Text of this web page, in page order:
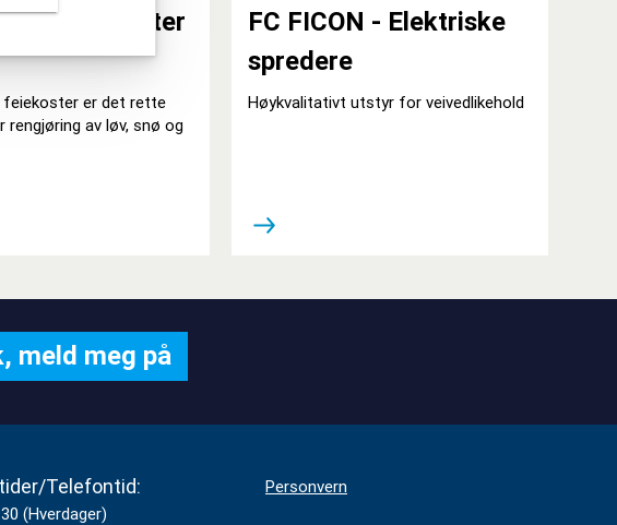
feiekoster
feiekoster er det rette
av løv, snø og
FC FICON - Elektriske
spredere
Høykvalitativt utstyr for veivedlikehold
Telefontid:
(Hverdager)
Personvern